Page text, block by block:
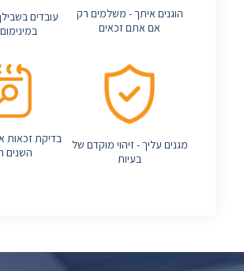
הוגנים איתך - משלמים רק
אם אתם זכאים
עובדים
מגנים עליך - זיהוי מוקדם של
בעיות
השנים